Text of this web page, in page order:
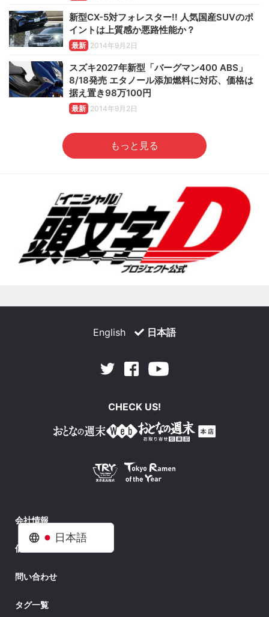
日本語
新型CX-5対フォレスター!! 人気国産SUVのポ
イントは上質感か悪路性能か？
最新 2014年9月2日
スズキ2027年新型「バーグマン400 ABS」
8/18発売 エタノール添加燃料に対応、価格は
据え置き98万100円
最新 2014年9月2日
もっと見る
English 日本語
Twitter Facebook
CHECK US!
会社情報
個人情報
問い合わせ
タグ一覧